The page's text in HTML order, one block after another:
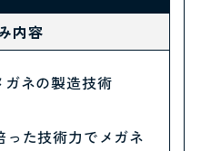
内容
ネの製造技術
た技術力でメガネ